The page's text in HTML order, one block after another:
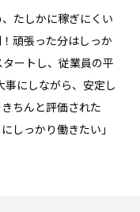
たしかに稼ぎにくい
頑張った分はしっか
ートし、従業員の平
にしながら、安定し
ちんと評価された
しっかり働きたい」